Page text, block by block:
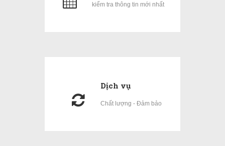
kiểm tra thông tin mới nhất
Dịch vụ
Chất lượng - Đảm bảo